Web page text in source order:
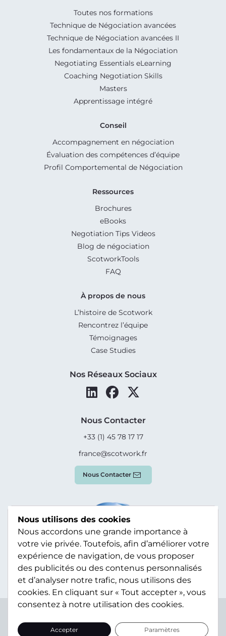
Toutes nos formations
Technique de Négociation avancées
Technique de Négociation avancées II
Les fondamentaux de la Négociation
Negotiating Essentials eLearning
Coaching Negotiation Skills
Masters
Apprentissage intégré
Conseil
Accompagnement en négociation
Évaluation des compétences d’équipe
Profil Comportemental de Négociation
Ressources
Brochures
eBooks
Negotiation Tips Videos
Blog de négociation
ScotworkTools
FAQ
À propos de nous
L’histoire de Scotwork
Rencontrez l’équipe
Témoignages
Case Studies
Nos Réseaux Sociaux
Nous Contacter
+33 (1) 45 78 17 17
france@scotwork.fr
Nous Contacter
Statement
Sitemap
Nous utilisons des cookies
Nous accordons une grande importance à
votre vie privée. Toutefois, afin d’améliorer votre
expérience de navigation, de vous proposer
des publicités ou des contenus personnalisés
et d’analyser notre trafic, nous utilisons des
cookies. En cliquant sur « Tout accepter », vous
consentez à notre utilisation des cookies.
Accepter Paramètres